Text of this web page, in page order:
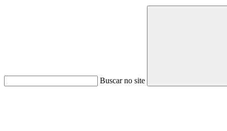
Buscar no site